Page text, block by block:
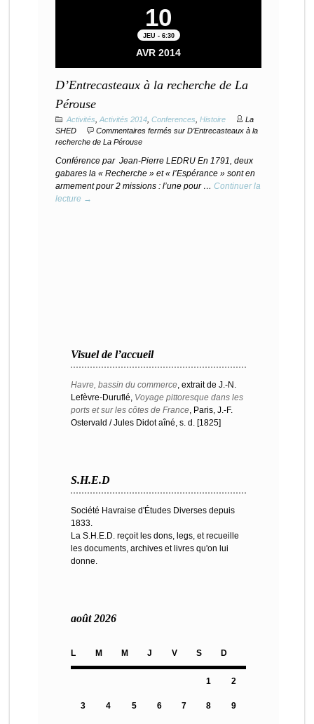
10
JEU - 6:30
AVR 2014
D’Entrecasteaux à la recherche de La
Pérouse
Activités Activités 2014 Conferences Histoire
La
SHED
Commentaires fermés sur D’Entrecasteaux à la
recherche de La Pérouse
Conférence par Jean-Pierre LEDRU En 1791, deux
gabares la « Recherche » et « l’Espérance » sont en
armement pour 2 missions : l’une pour … Continuer la
lecture →
Visuel de l’accueil
Havre, bassin du commerce , extrait de J.-N.
Lefèvre-Duruflé, Voyage pittoresque dans les
ports et sur les côtes de France , Paris, J.-F.
Ostervald / Jules Didot aîné, s. d. [1825]
S.H.E.D
Société Havraise d'Études Diverses depuis
1833.
La S.H.E.D. reçoit les dons, legs, et recueille
les documents, archives et livres qu'on lui
donne.
août 2026
L M M J V S D
1 2
3 4 5 6 7 8 9